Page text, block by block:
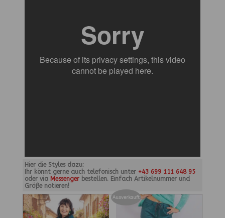
Hier die Styles dazu:
Ihr könnt gerne auch telefonisch unter +43 699 111 648 95
oder via Messengerbestellen. Einfach Artikelnummer und
Größe notieren!
Ausverkauft